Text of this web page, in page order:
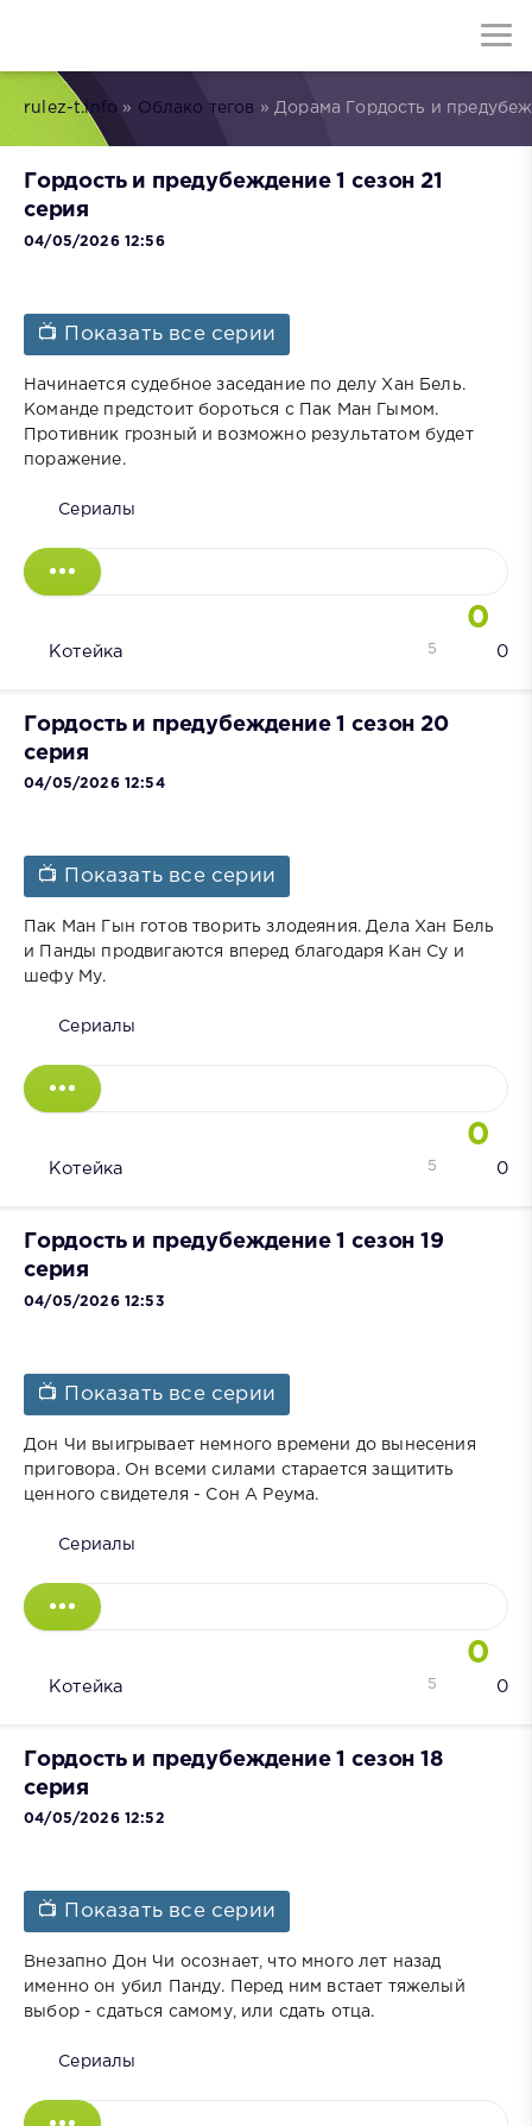
rulez-t.info » Облако тегов » Дорама Гордость и
Гордость и предубеждение 1 сезон 21
серия
04/05/2026 12:56
📺 Показать все серии
Начинается судебное заседание по делу Хан Бель.
Команде предстоит бороться с Пак Ман Гымом.
Противник грозный и возможно результатом будет
поражение.
Сериалы
0
Котейка 0
5
Гордость и предубеждение 1 сезон 20
серия
04/05/2026 12:54
📺 Показать все серии
Пак Ман Гын готов творить злодеяния. Дела Хан Бель
и Панды продвигаются вперед благодаря Кан Су и
шефу Му.
Сериалы
0
Котейка 0
5
Гордость и предубеждение 1 сезон 19
серия
04/05/2026 12:53
📺 Показать все серии
Дон Чи выигрывает немного времени до вынесения
приговора. Он всеми силами старается защитить
ценного свидетеля - Сон А Реума.
Сериалы
0
Котейка 0
5
Гордость и предубеждение 1 сезон 18
серия
04/05/2026 12:52
📺 Показать все серии
Внезапно Дон Чи осознает, что много лет назад
именно он убил Панду. Перед ним встает тяжелый
выбор - сдаться самому, или сдать отца.
Сериалы